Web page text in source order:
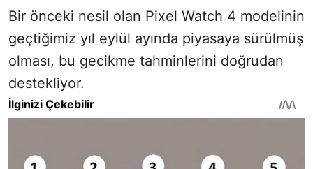
Bir önceki nesil olan Pixel Watch 4 modelinin
geçtiğimiz yıl eylül ayında piyasaya sürülmüş
olması, bu gecikme tahminlerini doğrudan
destekliyor.